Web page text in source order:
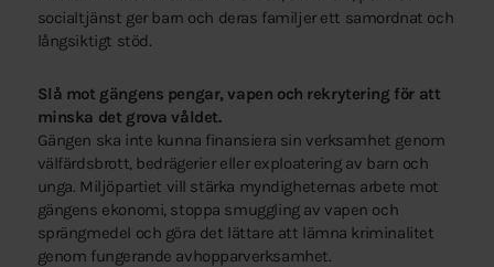
socialtjänst ger barn och deras familjer ett samordnat och
långsiktigt stöd.
Slå mot gängens pengar, vapen och rekrytering för att
minska det grova våldet.
Gängen ska inte kunna finansiera sin verksamhet genom
välfärdsbrott, bedrägerier eller exploatering av barn och
unga. Miljöpartiet vill stärka myndigheternas arbete mot
gängens ekonomi, stoppa smuggling av vapen och
sprängmedel och göra det lättare att lämna kriminalitet
genom fungerande avhopparverksamhet.